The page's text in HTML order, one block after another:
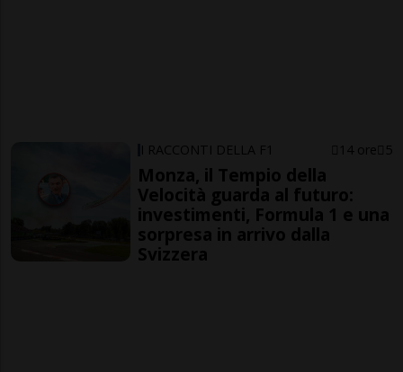
I RACCONTI DELLA F1 14 ore 5
Monza, il Tempio della
Velocità guarda al futuro:
investimenti, Formula 1 e una
sorpresa in arrivo dalla
Svizzera